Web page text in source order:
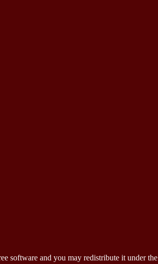
software and you may redistribute it under the